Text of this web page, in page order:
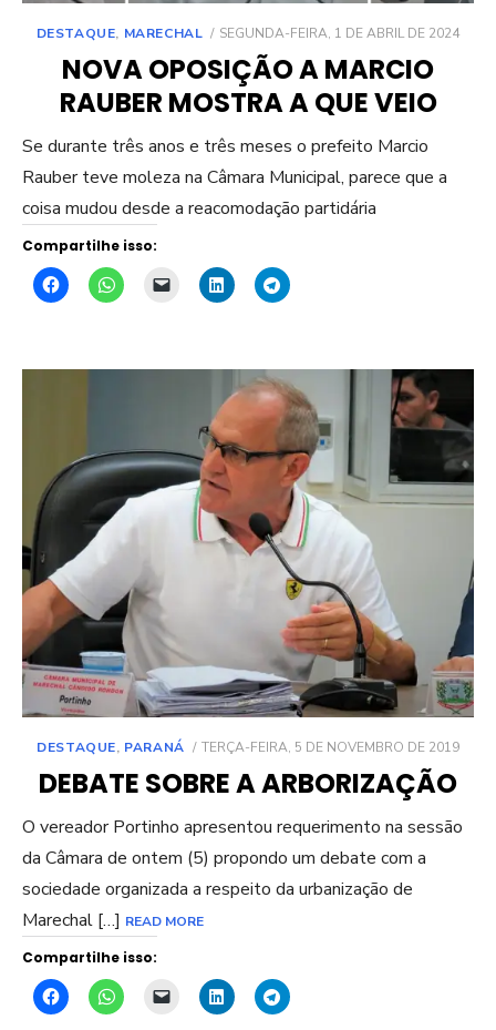
DESTAQUE, MARECHAL
POSTED
SEGUNDA-FEIRA, 1 DE ABRIL DE 2024
NOVA OPOSIÇÃO A MARCIO
RAUBER MOSTRA A QUE VEIO
Se durante três anos e três meses o prefeito Marcio
Rauber teve moleza na Câmara Municipal, parece que a
coisa mudou desde a reacomodação partidária
Compartilhe isso:
DESTAQUE, PARANÁ
POSTED
TERÇA-FEIRA, 5 DE NOVEMBRO DE 2019
DEBATE SOBRE A ARBORIZAÇÃO
O vereador Portinho apresentou requerimento na sessão
da Câmara de ontem (5) propondo um debate com a
sociedade organizada a respeito da urbanização de
Marechal […] READ MORE
Compartilhe isso: